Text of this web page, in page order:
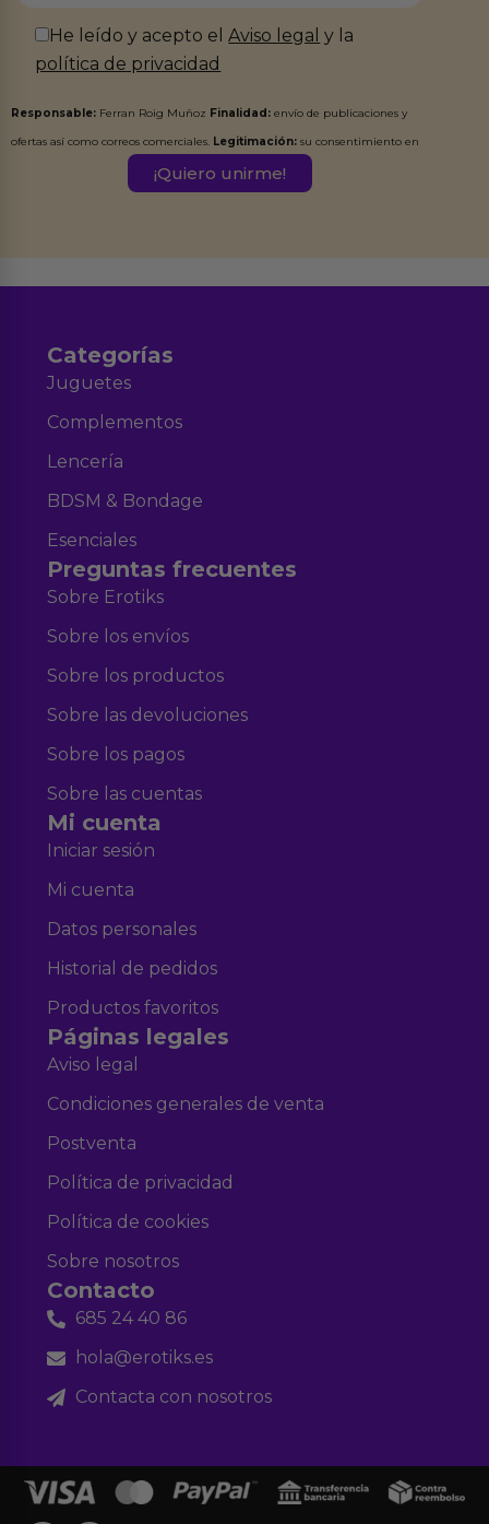
He leído y acepto elAviso legal y la
política de privacidad
Responsable: Ferran Roig Muñoz Finalidad: envío de publicaciones y
ofertas así como correos comerciales. Legitimación: su consentimiento en
Destinatarios:Ferran Roig Muñoz. Podrás ejercer tus
Categorías
Juguetes
Complementos
Lencería
BDSM & Bondage
Esenciales
Preguntas frecuentes
Sobre Erotiks
Sobre los envíos
Sobre los productos
Sobre las devoluciones
Sobre los pagos
Sobre las cuentas
Mi cuenta
Iniciar sesión
Mi cuenta
Datos personales
Historial de pedidos
Productos favoritos
Páginas legales
Aviso legal
Condiciones generales de venta
Postventa
Política de privacidad
Política de cookies
Sobre nosotros
Contacto
685 24 40 86
hola@erotiks.es
Contacta con nosotros